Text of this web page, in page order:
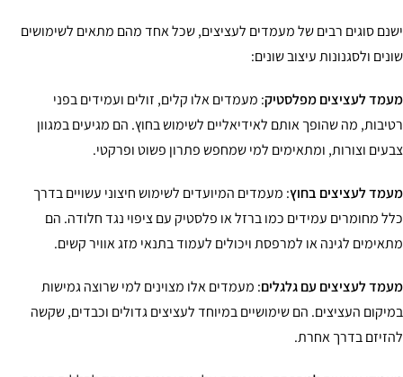
סוגים רבים של מעמדים לעציצים, שכל אחד מהם מתאים לשימושים
ולסגנונות עיצוב שונים:
לעציצים מפלסטיק: מעמדים אלו קלים, זולים ועמידים בפני
מה שהופך אותם לאידיאליים לשימוש בחוץ. הם מגיעים במגוון
וצורות, ומתאימים למי שמחפש פתרון פשוט ופרקטי.
לעציצים בחוץ: מעמדים המיועדים לשימוש חיצוני עשויים בדרך
מחומרים עמידים כמו ברזל או פלסטיק עם ציפוי נגד חלודה. הם
לגינה או למרפסת ויכולים לעמוד בתנאי מזג אוויר קשים.
לעציצים עם גלגלים: מעמדים אלו מצוינים למי שרוצה גמישות
העציצים. הם שימושיים במיוחד לעציצים גדולים וכבדים, שקשה
בדרך אחרת.